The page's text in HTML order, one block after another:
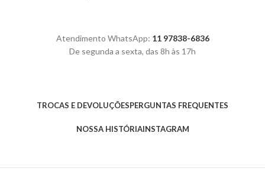
Atendimento WhatsApp: 11 97838-6836
De segunda a sexta, das 8h às 17h
TROCAS E DEVOLUÇÕESPERGUNTAS FREQUENTES
NOSSA HISTÓRIAINSTAGRAM